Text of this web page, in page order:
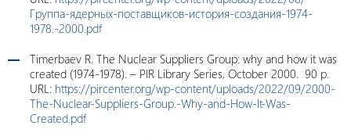
Группа-ядерных-поставщиков-история-создания-1974-
1978.-2000.pdf
Timerbaev R. The Nuclear Suppliers Group: why and how it was
created (1974-1978). – PIR Library Series, October 2000. 90 p.
URL: https://pircenter.org/wp-content/uploads/2022/09/2000-
The-Nuclear-Suppliers-Group.-Why-and-How-It-Was-
Created.pdf